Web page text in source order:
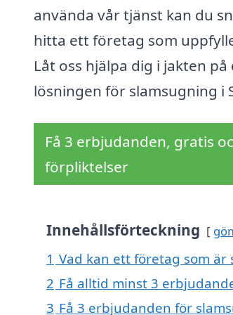
använda vår tjänst kan du
hitta ett företag som
Låt oss hjälpa dig i jakten på
lösningen för slamsugning i
Få 3 erbjudanden, gratis
förpliktelser
Innehållsförteckning
1 Vad kan ett företag som
2 Få alltid minst 3
3 Få 3 erbjudanden för